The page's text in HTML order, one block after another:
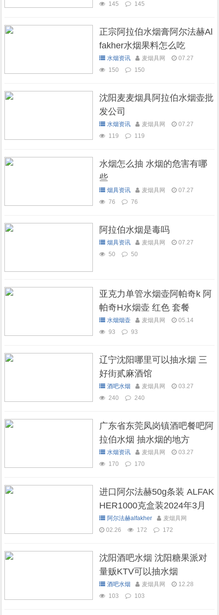
145
145
正宗阿拉伯水烟膏阿尔法赫Al
fakher水烟果料怎么吃
水烟资讯 麦烟具网
07.27
150
150
沈阳麦麦烟具阿拉伯水烟壶批
发公司
水烟资讯 麦烟具网
07.27
119
119
水烟怎么抽 水烟的危害有哪
些
烟具资讯 麦烟具网
07.27
76
76
阿拉伯水烟是毒吗
烟具资讯 麦烟具网
07.27
50
50
亚克力单管水烟壶阿帕奇k 阿
帕奇H水烟壶 红色 套餐
水烟烟壶 麦烟具网
05.14
93
93
辽宁沈阳哪里可以抽水烟 三
好街贰麻酒馆
酒吧水烟 麦烟具网
03.27
240
240
广东省东莞凤岗镇酒吧餐吧阿
拉伯水烟 抽水烟的地方
水烟资讯 麦烟具网
03.27
170
170
进口阿尔法赫50g条装 ALFAK
HER1000克盒装2024年3月
现货库存
阿尔法赫alfakher
麦烟具网
02.26
172 172
沈阳酒吧水烟 沈阳糖果派对
量贩KTV可以抽水烟
酒吧水烟 麦烟具网
12.28
103
103